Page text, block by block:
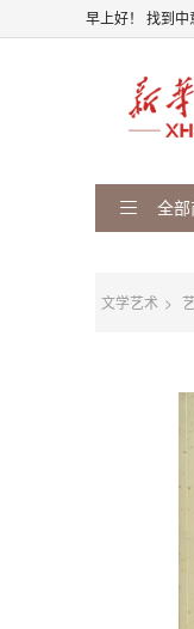
早上好！ 找到中
全
文学艺术